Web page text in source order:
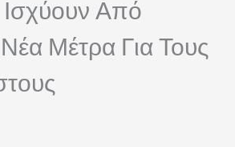
f
Ισχύουν Από
Μέτρα Για Τους